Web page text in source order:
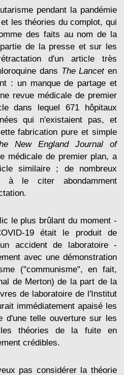
pendant la pandémie
les théories du complot, qui
des faits au nom de la
de la presse et sur les
d'un article très
dans The Lanceten
: un manque de partage et
revue médicale de premier
dans lequel 671 hôpitaux
qui n'existaient pas, et
fabrication pure et simple
New England Journal of
médicale de premier plan, a
similaire ; de nombreux
à le citer abondamment
le plus brûlant du moment -
19 était le produit de
accident de laboratoire -
avec une démonstration
("communisme", en fait,
de Merton) de la part de la
de laboratoire de l'Institut
immédiatement apaisé les
d'une telle ouverture sur les
les théories de la fuite en
crédibles.
pas considérer la théorie